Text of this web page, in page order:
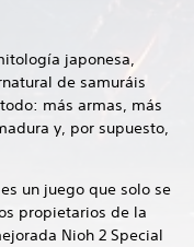
japonesa,
de samuráis
más armas, más
y, por supuesto,
un juego que solo se
propietarios de la
Nioh 2 Special